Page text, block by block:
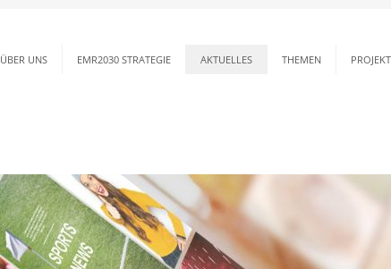
ÜBER UNS EMR2030 STRATEGIE AKTUELLES THEMEN